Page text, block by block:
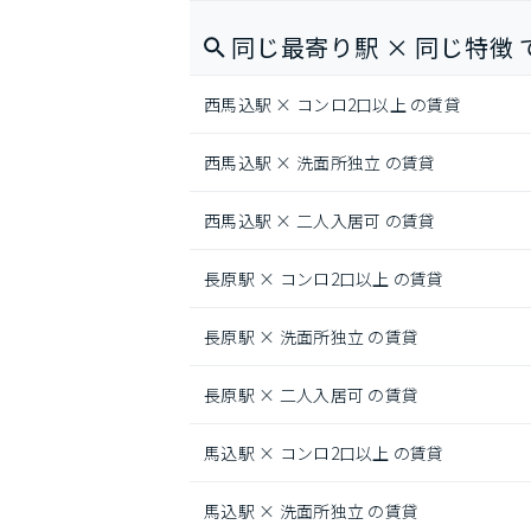
同じ最寄り駅 × 同じ特徴
西馬込駅 × コンロ2口以上 の賃貸
西馬込駅 × 洗面所独立 の賃貸
西馬込駅 × 二人入居可 の賃貸
長原駅 × コンロ2口以上 の賃貸
長原駅 × 洗面所独立 の賃貸
長原駅 × 二人入居可 の賃貸
馬込駅 × コンロ2口以上 の賃貸
馬込駅 × 洗面所独立 の賃貸